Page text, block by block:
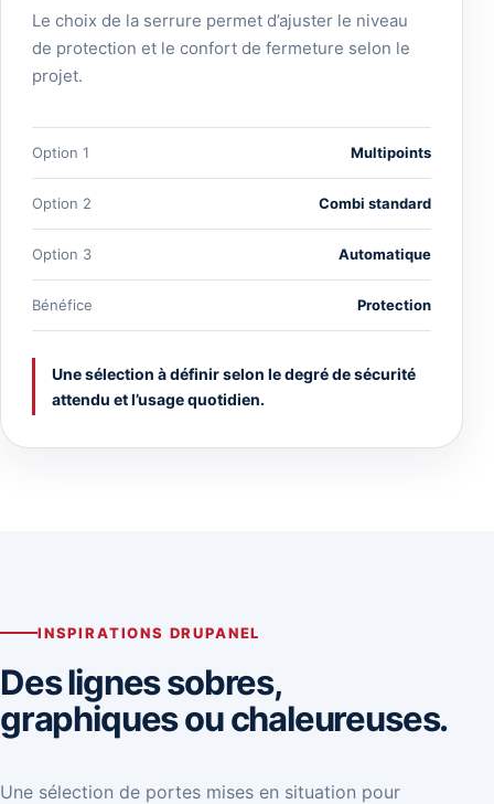
Le choix de la serrure permet d’ajuster le niveau
de protection et le confort de fermeture selon le
projet.
Option 1 Multipoints
Option 2 Combi standard
Option 3 Automatique
Bénéfice Protection
Une sélection à définir selon le degré de sécurité
attendu et l’usage quotidien.
INSPIRATIONS DRUPANEL
Des lignes sobres,
graphiques ou chaleureuses.
Une sélection de portes mises en situation pour